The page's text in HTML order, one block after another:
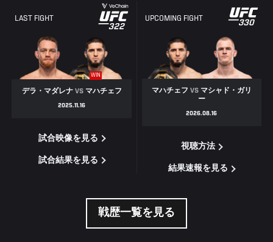
LAST FIGHT
WIN
デラ・マダレナ VSマハチェフ
2025.11.16
試合映像を見る
試合結果を見る
UPCOMING FIGHT
マハチェフ VSマシャド・ガリ
ー
2026.08.16
視聴方法
結果速報を見る
戦歴一覧を見る